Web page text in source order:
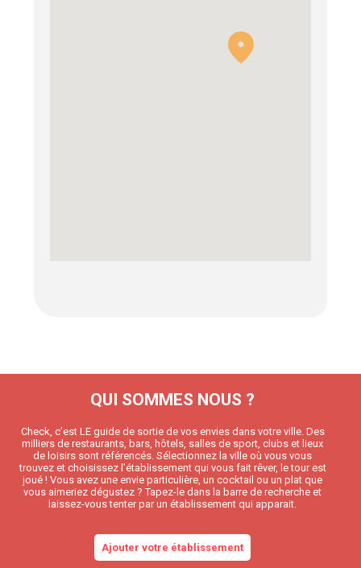
QUI SOMMES NOUS ?
Check, c’est LE guide de sortie de vos envies dans votre ville. Des
milliers de restaurants, bars, hôtels, salles de sport, clubs et lieux
de loisirs sont référencés. Sélectionnez la ville où vous vous
trouvez et choisissez l’établissement qui vous fait rêver, le tour est
joué ! Vous avez une envie particulière, un cocktail ou un plat que
vous aimeriez dégustez ? Tapez-le dans la barre de recherche et
laissez-vous tenter par un établissement qui apparait.
Ajouter votre établissement